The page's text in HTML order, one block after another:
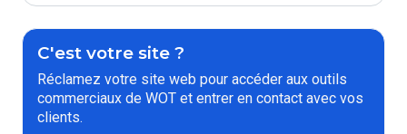
C'est votre site ?
Réclamez votre site web pour accéder aux outils
commerciaux de WOT et entrer en contact avec vos
clients.